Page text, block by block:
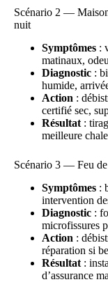
Scénario 2 —
nuit
Symptômes :
matinaux,
Diagnostic :
humide,
Action :
certifié sec,
Résultat :
meilleure
Scénario 3 — Feu de
Symptômes :
intervention
Diagnostic :
microfissures
Action :
réparation si
Résultat :
d’assurance